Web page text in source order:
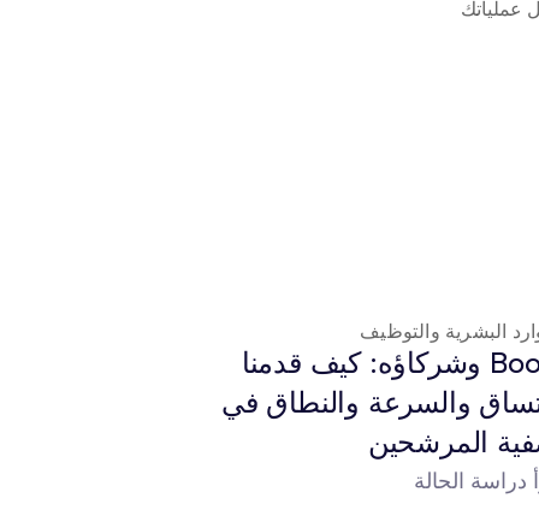
البشرية والتوظيف
المرشحين
دراسة الحالة